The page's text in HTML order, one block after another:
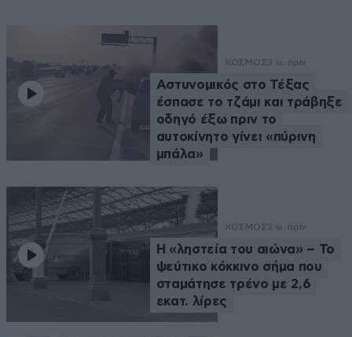
ΚΟΣΜΟΣ3 ω. πριν
Αστυνομικός στο Τέξας
έσπασε το τζάμι και τράβηξε
οδηγό έξω πριν το
αυτοκίνητο γίνει «πύρινη
μπάλα»
ΚΟΣΜΟΣ3 ω. πριν
Η «ληστεία του αιώνα» – Το
ψεύτικο κόκκινο σήμα που
σταμάτησε τρένο με 2,6
εκατ. λίρες